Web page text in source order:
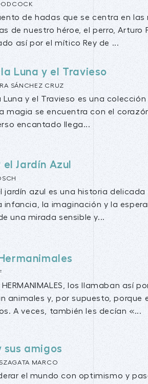
de hadas que se centra en las
de nuestro héroe, el perro, Arturo
así por el mítico Rey de ...
la Luna y el Travieso
SÁNCHEZ CRUZ
Luna y el Travieso es una
magia se encuentra con el
encantado llega...
el Jardín Azul
jardín azul es una historia
infancia, la imaginación y la
una mirada sensible y...
los llamaban así
animales y, por supuesto, porque
A veces, también les decían «...
sus amigos
MARCO
el mundo con optimismo y